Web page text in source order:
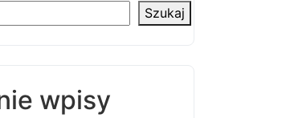
Szukaj
wpisy